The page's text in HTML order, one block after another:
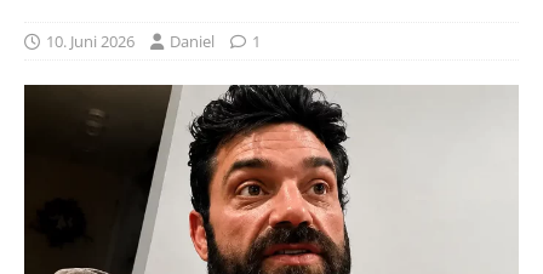
10. Juni 2026 Daniel 1